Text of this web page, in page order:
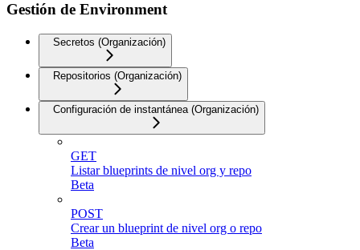
Gestión de Environment
Secretos (Organización)
Repositorios (Organización)
Configuración de instantánea (Organización)
GET
Listar blueprints de nivel org y repo
Beta
POST
Crear un blueprint de nivel org o repo
Beta